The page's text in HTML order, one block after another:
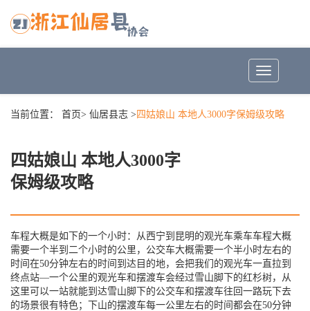
Toggle
navigation
当前位置： 首页> 仙居县志 > 四姑娘山 本地人3000字保姆级攻略
四姑娘山 本地人3000字
保姆级攻略
车程大概是如下的一个小时：从西宁到昆明的观光车乘车车程大概
需要一个半到二个小时的公里，公交车大概需要一个半小时左右的
时间在50分钟左右的时间到达目的地，会把我们的观光车一直拉到
终点站—一个公里的观光车和摆渡车会经过雪山脚下的红杉树，从
这里可以一站就能到达雪山脚下的公交车和摆渡车往回一路玩下去
的场景很有特色；下山的摆渡车每一公里左右的时间都会在50分钟